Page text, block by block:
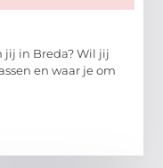
jij in Breda? Wil jij
en waar je om